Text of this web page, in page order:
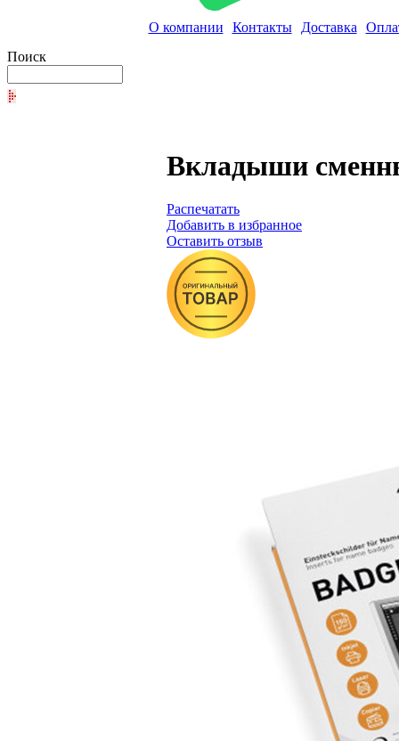
О компании Контакты Доставка
Поиск
Вкладыши
Распечатать
Добавить в избранное
Оставить отзыв